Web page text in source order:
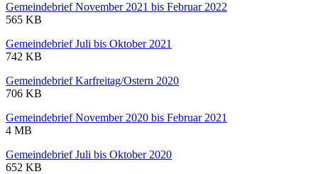
Gemeindebrief November 2021 bis Februar 2022
565 KB
Gemeindebrief Juli bis Oktober 2021
742 KB
Gemeindebrief Karfreitag/Ostern 2020
706 KB
Gemeindebrief November 2020 bis Februar 2021
4 MB
Gemeindebrief Juli bis Oktober 2020
652 KB